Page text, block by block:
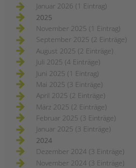
Januar 2026 (1 Eintrag)
2025
November 2025 (1 Eintrag)
September 2025 (2 Einträge)
August 2025 (2 Einträge)
Juli 2025 (4 Einträge)
Juni 2025 (1 Eintrag)
Mai 2025 (3 Einträge)
April 2025 (2 Einträge)
März 2025 (2 Einträge)
Februar 2025 (3 Einträge)
Januar 2025 (3 Einträge)
2024
Dezember 2024 (3 Einträge)
November 2024 (3 Einträge)